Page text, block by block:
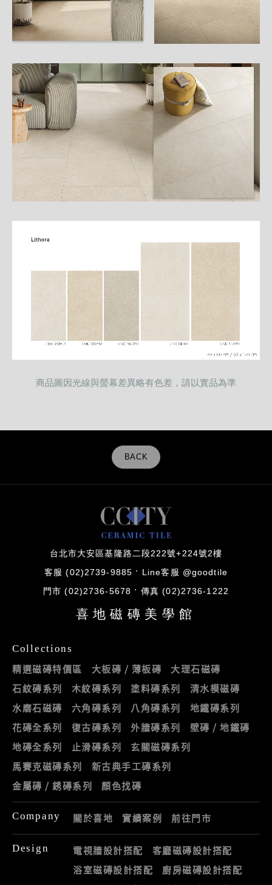
商品圖因光線與螢幕差異略有色差，請以實品為準
BACK
台北市大安區基隆路二段222號+224號2樓
客服 (02)2739-9885 Line客服 @goodtile
門市 (02)2736-5678 傳真 (02)2736-1222
喜地磁磚美學館
Collections
精選磁磚特價區 大板磚 / 薄板磚
大理石磁磚
石紋磚系列
木紋磚系列 塗料磚系列
清水模磁磚
水磨石磁磚
六角磚系列 八角磚系列
地鐵磚系列
花磚全系列
復古磚系列 外牆磚系列
壁磚 / 地鐵磚
地磚全系列
止滑磚系列
玄關磁磚系列
馬賽克磁磚系列
新古典手工磚系列
金屬磚 / 銹磚系列
顏色找磚
Company 關於喜地 實績案例 前往門市
Design 電視牆設計搭配
客廳磁磚設計搭配
浴室磁磚設計搭配
廚房磁磚設計搭配